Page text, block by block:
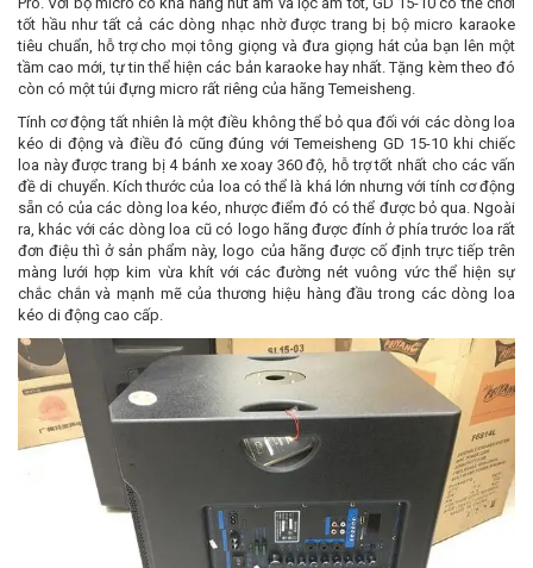
tốt hầu như tất cả các dòng nhạc nhờ được trang bị bộ micro karaoke
tiêu chuẩn, hỗ trợ cho mọi tông giọng và đưa giọng hát của bạn lên một
tầm cao mới, tự tin thể hiện các bản karaoke hay nhất. Tặng kèm theo đó
còn có một túi đựng micro rất riêng của hãng Temeisheng.
Tính cơ động tất nhiên là một điều không thể bỏ qua đối với các dòng loa
kéo di động và điều đó cũng đúng với Temeisheng GD 15-10 khi chiếc
loa này được trang bị 4 bánh xe xoay 360 độ, hỗ trợ tốt nhất cho các vấn
đề di chuyển. Kích thước của loa có thể là khá lớn nhưng với tính cơ động
sẵn có của các dòng loa kéo, nhược điểm đó có thể được bỏ qua. Ngoài
ra, khác với các dòng loa cũ có logo hãng được đính ở phía trước loa rất
đơn điệu thì ở sản phẩm này, logo của hãng được cố định trực tiếp trên
màng lưới hợp kim vừa khít với các đường nét vuông vức thể hiện sự
chắc chắn và mạnh mẽ của thương hiệu hàng đầu trong các dòng loa
kéo di động cao cấp.